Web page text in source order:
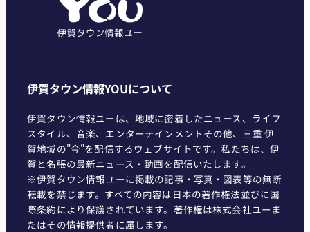
伊賀タウン情報YOUについて
伊賀タウン情報ユーは、地域に密着したニュース、ライフ
スタイル、音楽、エンターテインメントその他、三重 伊
賀地域の"今"を配信するウェブサイトです。私たちは、伊
賀と名張の最新ニュース・動画を配信いたします。
※伊賀タウン情報ユーに掲載の記事・写真・図表等の無断
転載を禁じます。すべての内容は日本の著作権法並びに国
際条約により保護されています。著作権は株式会社ユーま
たはその情報提供者に属します。